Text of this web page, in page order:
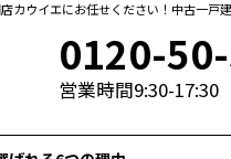
ウイエにお任せください！中古一戸
0120-
営業時間9:30-17:30